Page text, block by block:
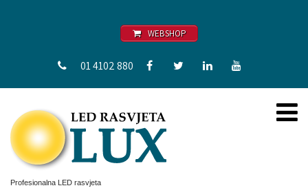
WEBSHOP
01 4102 880
Profesionalna LED rasvjeta